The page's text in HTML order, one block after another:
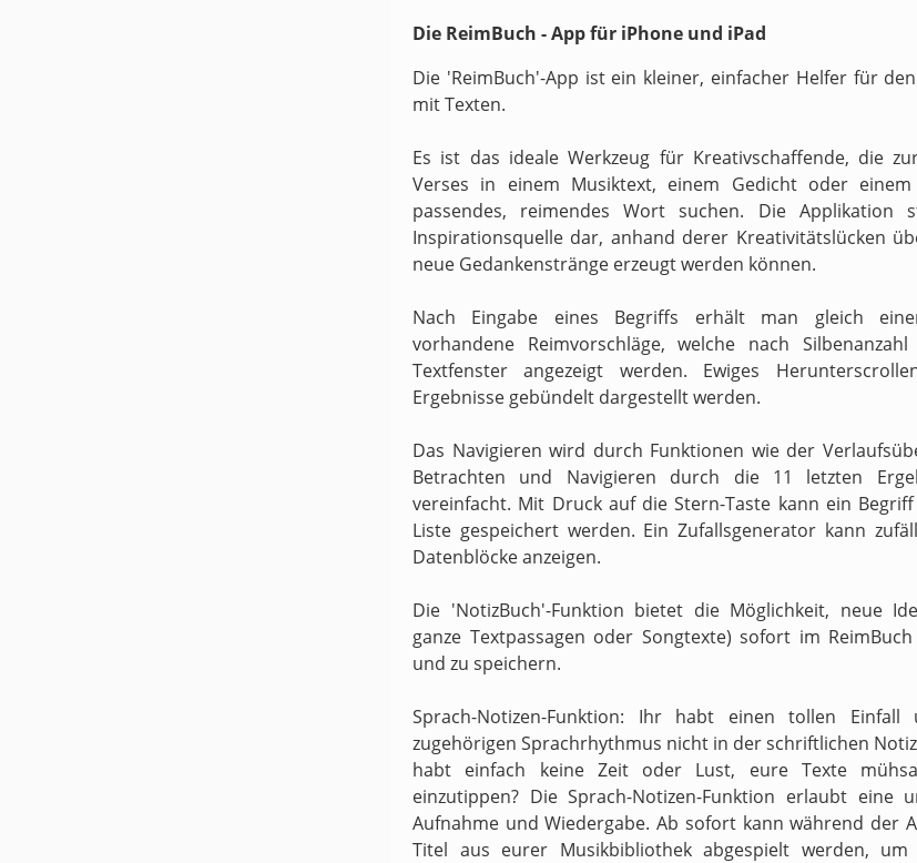
Die ReimBuch - App für iPhone und iPad
Die 'ReimBuch'-App ist ein kleiner, einfacher Helfer für
mit Texten.
Es ist das ideale Werkzeug für Kreativschaffende, die
Verses in einem Musiktext, einem Gedicht oder
passendes, reimendes Wort suchen. Die Applikation
Inspirationsquelle dar, anhand derer Kreativitätslücken
neue Gedankenstränge erzeugt werden können.
Nach Eingabe eines Begriffs erhält man gleich
vorhandene Reimvorschläge, welche nach
Textfenster angezeigt werden. Ewiges
Ergebnisse gebündelt dargestellt werden.
Das Navigieren wird durch Funktionen wie der
Betrachten und Navigieren durch die 11 letzten
vereinfacht. Mit Druck auf die Stern-Taste kann ein
Liste gespeichert werden. Ein Zufallsgenerator kann
Datenblöcke anzeigen.
Die 'NotizBuch'-Funktion bietet die Möglichkeit, neue
ganze Textpassagen oder Songtexte) sofort im
und zu speichern.
Sprach-Notizen-Funktion: Ihr habt einen tollen
zugehörigen Sprachrhythmus nicht in der schriftlichen
habt einfach keine Zeit oder Lust, eure Texte
einzutippen? Die Sprach-Notizen-Funktion erlaubt eine
Aufnahme und Wiedergabe. Ab sofort kann während der
Titel aus eurer Musikbibliothek abgespielt werden,